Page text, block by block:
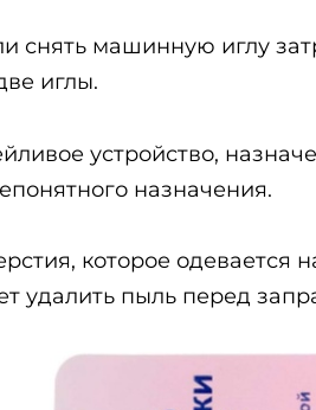
снять машинную иглу
иглы.
устройство,
назначения.
которое одевается
удалить пыль перед